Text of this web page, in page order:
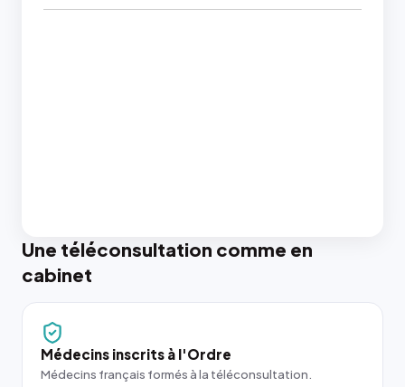
Une téléconsultation comme en
cabinet
Médecins inscrits à l'Ordre
Médecins français formés à la téléconsultation.